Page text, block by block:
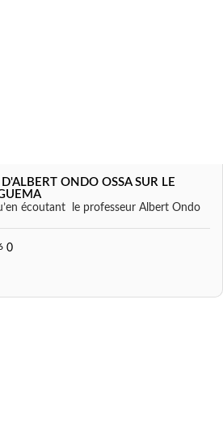
ONDO OSSA SUR LE
écoutant le professeur Albert Ondo
0